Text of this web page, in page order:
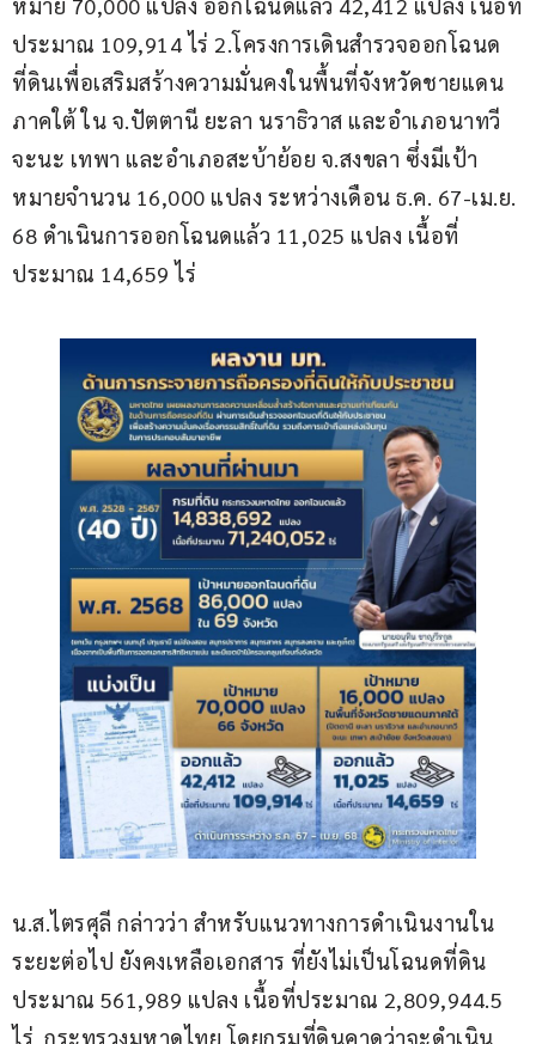
หมาย 70,000 แปลง ออกโฉนดแล้ว 42,412 แปลง เนื้อที่
ประมาณ 109,914 ไร่ 2.โครงการเดินสำรวจออกโฉนด
ที่ดินเพื่อเสริมสร้างความมั่นคงในพื้นที่จังหวัดชายแดน
ภาคใต้ ใน จ.ปัตตานี ยะลา นราธิวาส และอำเภอนาทวี
จะนะ เทพา และอำเภอสะบ้าย้อย จ.สงขลา ซึ่งมีเป้า
หมายจำนวน 16,000 แปลง ระหว่างเดือน ธ.ค. 67-เม.ย.
68 ดำเนินการออกโฉนดแล้ว 11,025 แปลง เนื้อที่
ประมาณ 14,659 ไร่
น.ส.ไตรศุลี กล่าวว่า สำหรับแนวทางการดำเนินงานใน
ระยะต่อไป ยังคงเหลือเอกสาร ที่ยังไม่เป็นโฉนดที่ดิน
ประมาณ 561,989 แปลง เนื้อที่ประมาณ 2,809,944.5
ไร่  กระทรวงมหาดไทย โดยกรมที่ดินคาดว่าจะดำเนิน